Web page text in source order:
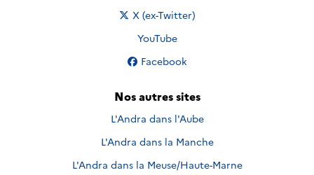
Nous suivre sur
X (ex-Twitter)
Nous suivre sur
YouTube
Nous suivre sur
Facebook
Nos autres sites
L'Andra dans l'Aube
L'Andra dans la Manche
L'Andra dans la Meuse/Haute-Marne